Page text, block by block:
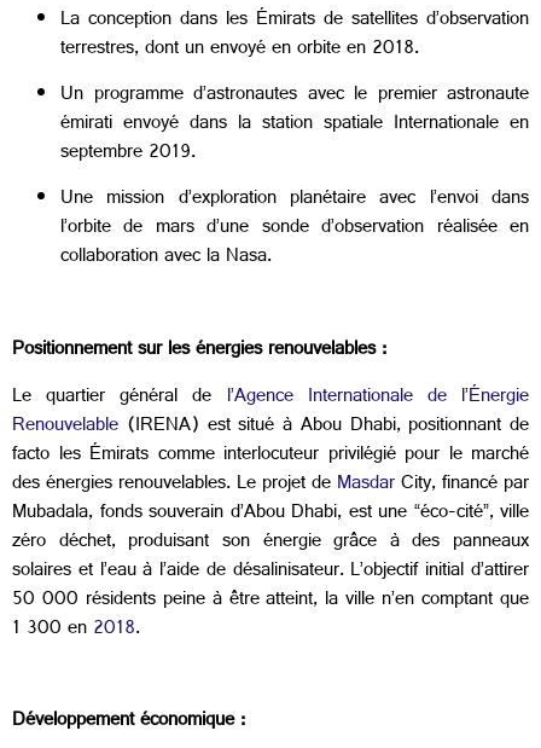
La conception dans les Émirats de satellites d’observation
terrestres, dont un envoyé en orbite en 2018.
Un programme d’astronautes avec le premier astronaute
émirati envoyé dans la station spatiale Internationale en
septembre 2019.
Une mission d’exploration planétaire avec l’envoi dans
l’orbite de mars d’une sonde d’observation réalisée en
collaboration avec la Nasa.
Positionnement sur les énergies renouvelables :
Le quartier général de l’Agence Internationale de l’Énergie
Renouvelable (IRENA) est situé à Abou Dhabi, positionnant de
facto les Émirats comme interlocuteur privilégié pour le marché
des énergies renouvelables. Le projet deMasdarCity, financé par
Mubadala, fonds souverain d’Abou Dhabi, est une “éco-cité”, ville
zéro déchet, produisant son énergie grâce à des panneaux
solaires et l’eau à l’aide de désalinisateur. L’objectif initial d’attirer
50 000 résidents peine à être atteint, la ville n’en comptant que
1 300 en2018.
Développement économique :